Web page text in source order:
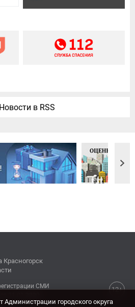
Новости в RSS
Красногорск
12+
СМИ
городского округа